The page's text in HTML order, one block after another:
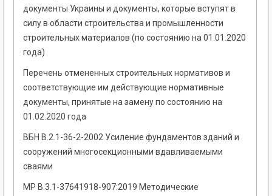
документы Украины и документы, которые вступят в
силу в области строительства и промышленности
строительных материалов (по состоянию на 01.01.2020
года)
Перечень отмененных строительных нормативов и
соответствующие им действующие нормативные
документы, принятые на замену по состоянию на
01.02.2020 года
ВБН В.2.1-36-2-2002 Усиление фундаментов зданий и
сооружений многосекционными вдавливаемыми
сваями
МР В.3.1-37641918-907:2019 Методические